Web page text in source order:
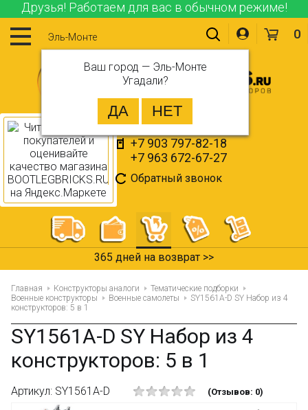
Друзья! Работаем для вас в обычном режиме!
Эль-Монте
Ваш город — Эль-Монте
Угадали?
+7 903 797-82-18
+7 963 672-67-27
Обратный звонок
0
365 дней на возврат >>
Главная Конструкторы аналоги
Тематические подборки
Военные конструкторы
Военные самолеты
SY1561A-D SY Набор из 4
конструкторов: 5 в 1
SY1561A-D SY Набор из 4
конструкторов: 5 в 1
Артикул: SY1561A-D (Отзывов: 0)